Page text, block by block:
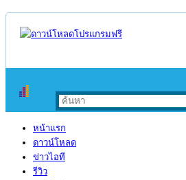
หน้าแรก
ดาวน์โหลด
ข่าวไอที
รีวิว